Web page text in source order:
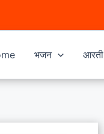
भजन आरती